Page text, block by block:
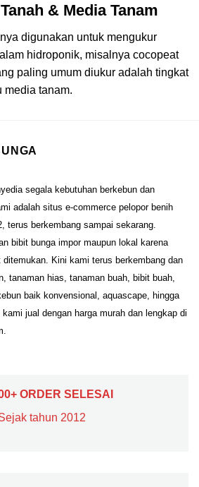
& Media Tanam
digunakan untuk mengukur
hidroponik, misalnya cocopeat
paling umum diukur adalah tingkat
media tanam.
segala kebutuhan berkebun dan
adalah situs e-commerce pelopor benih
terus berkembang sampai sekarang.
bibit bunga impor maupun lokal karena
Kini kami terus berkembang dan
tanaman hias, tanaman buah, bibit buah,
baik konvensional, aquascape, hingga
jual dengan harga murah dan lengkap di
ORDER SELESAI
tahun 2012